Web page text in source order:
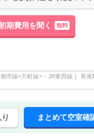
期費用を聞く 無料
市線<片町線>・JR東西線 長尾
まとめて空室確